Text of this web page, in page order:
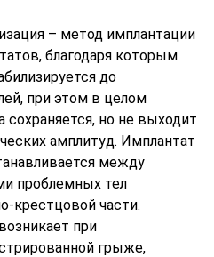
– метод имплантации
благодаря которым
до
при этом в целом
сохраняется, но не выходит
амплитуд. Имплантат
между
проблемных тел
крестцовой части.
при
грыже,